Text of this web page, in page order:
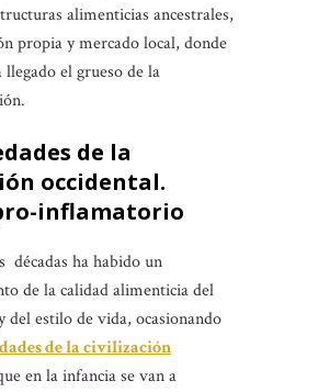
alimenticias ancestrales,
propia y mercado local, donde
el grueso de la
de la
occidental.
inflamatorio
décadas ha habido un
de la calidad alimenticia del
del estilo de vida, ocasionando
de la civilización
en la infancia se van a